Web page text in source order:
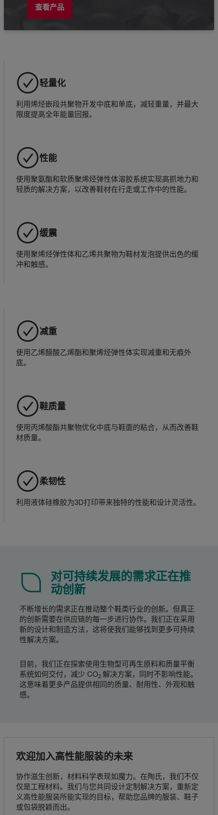
查看产品
轻量化
利用烯烃嵌段共聚物开发中底和单底，减轻重量，并最大
限度提高全年能量回报。
性能
使用聚氨酯和软质聚烯烃弹性体溶胶系统实现高抓地力和
轻质的解决方案，以改善鞋材在行走或工作中的性能。
缓震
使用聚烯烃弹性体和乙烯共聚物为鞋材发泡提供出色的缓
冲和触感。
减重
使用乙烯醋酸乙烯酯和聚烯烃弹性体实现减重和无痕外
底。
鞋质量
使用丙烯酸酯共聚物优化中底与鞋面的粘合，从而改善鞋
材质量。
柔韧性
利用液体硅橡胶为3D打印带来独特的性能和设计灵活性。
对可持续发展的需求正在推
动创新
不断增长的需求正在推动整个鞋类行业的创新。但真正
的创新需要在供应链的每一步进行协作。我们正在采用
新的设计和制造方法，这将使我们能够找到更多可持续
性解决方案。
目前，我们正在探索使用生物型可再生原料和质量平衡
系统如何交付，减少 CO2 解决方案，同时不影响性能。
这意味着更多产品提供相同的质量、耐用性、外观和触
感。
欢迎加入高性能服装的未来
协作滋生创新，材料科学表现如魔力。在陶氏，我们不仅
仅是工程材料。我们与您共同设计定制解决方案，重新定
义高性能服装所能实现的目标，帮助您品牌的服装、鞋子
或包袋脱颖而出。